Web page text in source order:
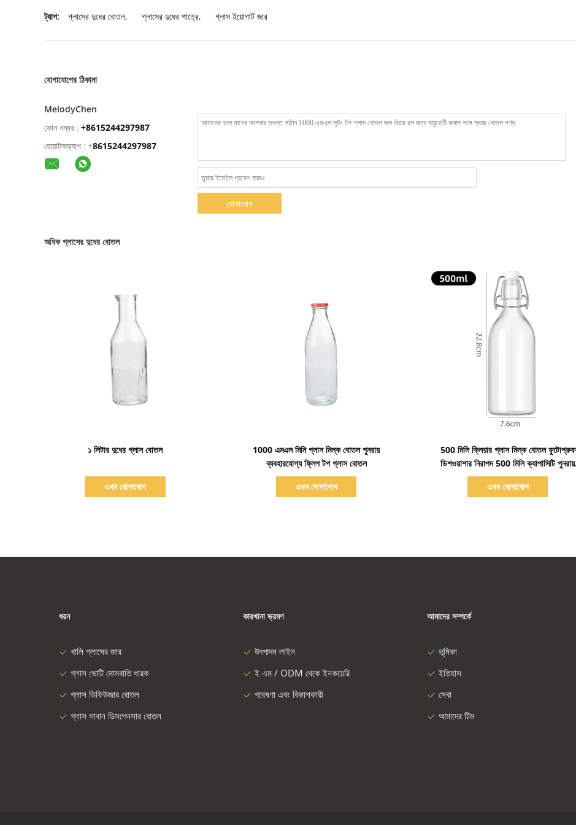
ট্যাগ: গ্লাসের দুধের বোতল, গ্লাসের দুধের পাত্রে, গ্লাস ইয়োগার্ট জার
যোগাযোগের ঠিকানা
MelodyChen
ফোন নম্বর : +8615244297987
হোয়াটসঅ্যাপ : +8615244297987
যোগাযোগ
অধিক গ্লাসের দুধের বোতল
১ লিটার দুধের গ্লাস বোতল
এখন যোগাযোগ
1000 এমএল মিনি গ্লাস মিল্ক বোতল পুনরায়
ব্যবহারযোগ্য ফ্লিপ টপ গ্লাস বোতল
এখন যোগাযোগ
500 মিলি ক্লিয়ার গ্লাস মিল্ক বোতল ফুটোপ্রুফ
ডিশওয়াশার নিরাপদ 500 মিলি ক্যাপাসিটি পুনরায়
ব্যবহারযোগ্য বোতল
এখন যোগাযোগ
ধরন
খালি গ্লাসের জার
গ্লাস ভোটি মোমবাতি ধারক
গ্লাস ডিফিউজার বোতল
গ্লাস সাবান ডিসপেনসার বোতল
কারখানা ভ্রমণ
উৎপাদন লাইন
ই এম / ODM থেকে ইনকয়েরি
গবেষণা এবং বিকাশকারী
আমাদের সম্পর্কে
ভূমিকা
ইতিহাস
সেবা
আমাদের টিম